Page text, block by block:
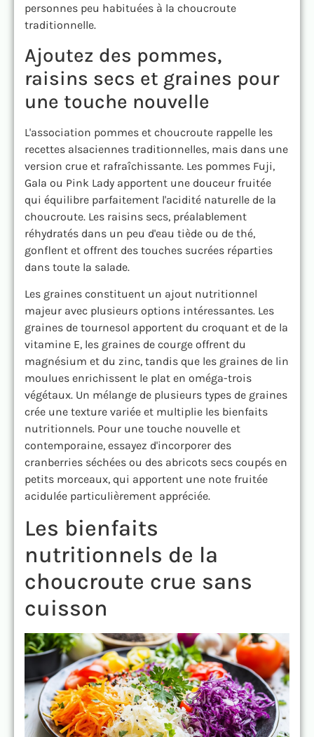
personnes peu habituées à la choucroute
traditionnelle.
Ajoutez des pommes,
raisins secs et graines pour
une touche nouvelle
L'association pommes et choucroute rappelle les
recettes alsaciennes traditionnelles, mais dans une
version crue et rafraîchissante. Les pommes Fuji,
Gala ou Pink Lady apportent une douceur fruitée
qui équilibre parfaitement l'acidité naturelle de la
choucroute. Les raisins secs, préalablement
réhydratés dans un peu d'eau tiède ou de thé,
gonflent et offrent des touches sucrées réparties
dans toute la salade.
Les graines constituent un ajout nutritionnel
majeur avec plusieurs options intéressantes. Les
graines de tournesol apportent du croquant et de la
vitamine E, les graines de courge offrent du
magnésium et du zinc, tandis que les graines de lin
moulues enrichissent le plat en oméga-trois
végétaux. Un mélange de plusieurs types de graines
crée une texture variée et multiplie les bienfaits
nutritionnels. Pour une touche nouvelle et
contemporaine, essayez d'incorporer des
cranberries séchées ou des abricots secs coupés en
petits morceaux, qui apportent une note fruitée
acidulée particulièrement appréciée.
Les bienfaits
nutritionnels de la
choucroute crue sans
cuisson